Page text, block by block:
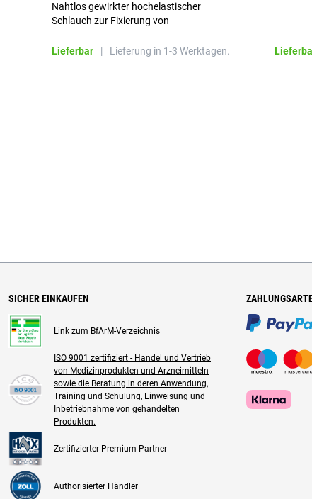
Nahtlos gewirkter hochelastischer
Schlauch zur Fixierung von
Lieferbar
| Lieferung in 1-3 Werktagen.
SICHER EINKAUFEN
Link zum BfArM-Verzeichnis
ISO 9001 zertifiziert - Handel und Vertrieb
von Medizinprodukten und Arzneimitteln
sowie die Beratung in deren Anwendung,
Training und Schulung, Einweisung und
Inbetriebnahme von gehandelten
Produkten.
Zertifizierter Premium Partner
Authorisierter Händler